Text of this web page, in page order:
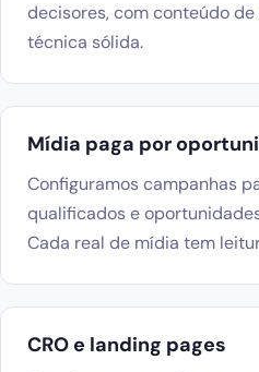
decisores, com conteúdo
técnica sólida.
Mídia paga por
Configuramos campanhas
qualificados e
Cada real de mídia tem
CRO e landing pages